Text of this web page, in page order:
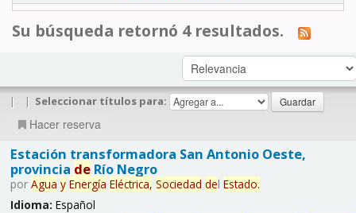
Su búsqueda retornó 4 resultados.
| | Seleccionar títulos para:
Hacer reserva
Estación transformadora San Antonio Oeste,
provincia deRío Negro
por Agua y Energía Eléctrica, Sociedad del Estado.
Idioma: Español